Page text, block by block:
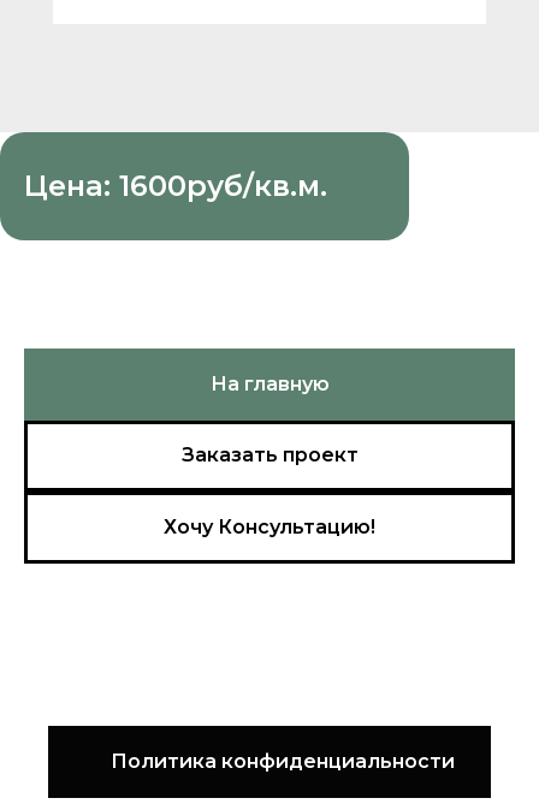
Цена: 1600руб/кв.м.
На главную
Заказать проект
Хочу Консультацию!
Политика конфиденциальности